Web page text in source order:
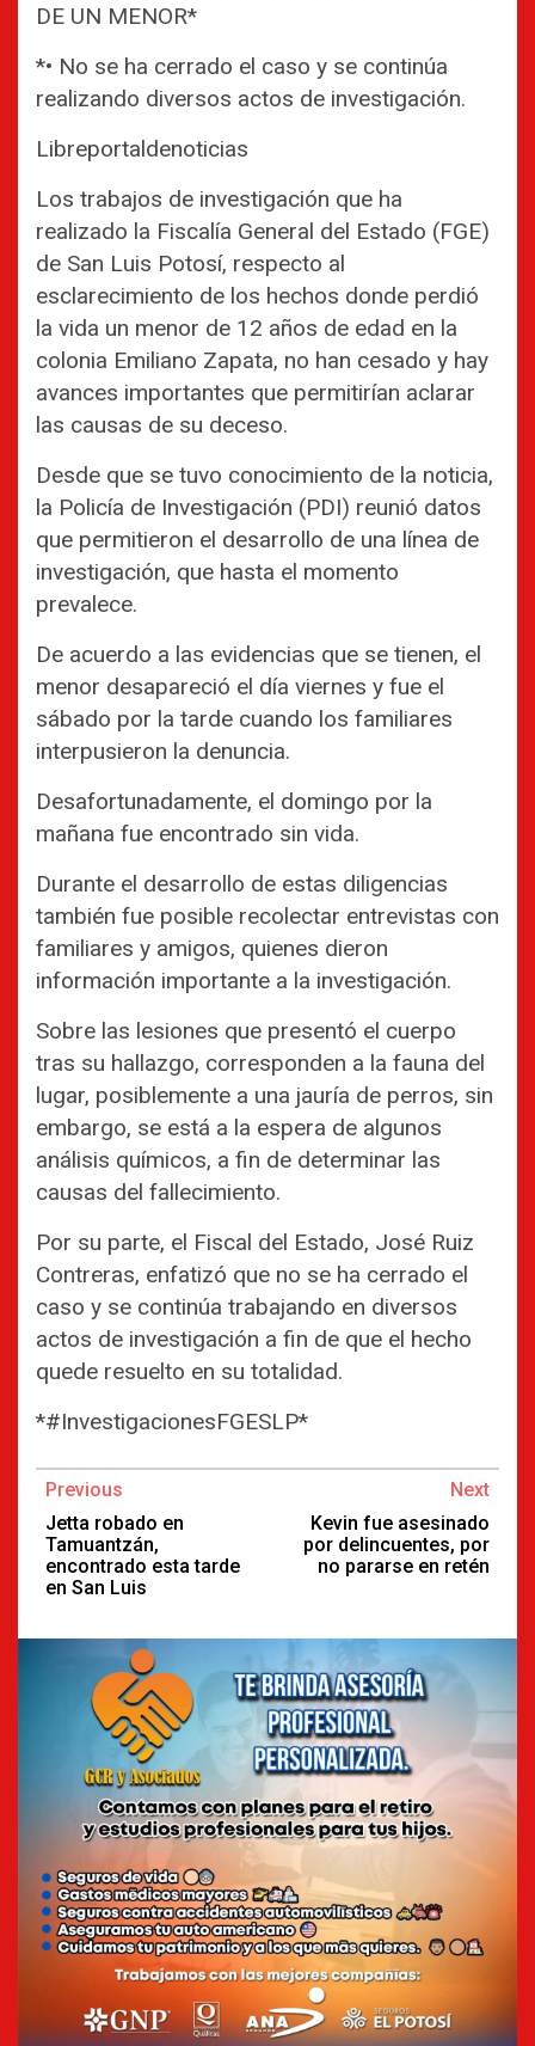
DE UN MENOR*
*• No se ha cerrado el caso y se continúa
realizando diversos actos de investigación.
Libreportaldenoticias
Los trabajos de investigación que ha
realizado la Fiscalía General del Estado (FGE)
de San Luis Potosí, respecto al
esclarecimiento de los hechos donde perdió
la vida un menor de 12 años de edad en la
colonia Emiliano Zapata, no han cesado y hay
avances importantes que permitirían aclarar
las causas de su deceso.
Desde que se tuvo conocimiento de la noticia,
la Policía de Investigación (PDI) reunió datos
que permitieron el desarrollo de una línea de
investigación, que hasta el momento
prevalece.
De acuerdo a las evidencias que se tienen, el
menor desapareció el día viernes y fue el
sábado por la tarde cuando los familiares
interpusieron la denuncia.
Desafortunadamente, el domingo por la
mañana fue encontrado sin vida.
Durante el desarrollo de estas diligencias
también fue posible recolectar entrevistas con
familiares y amigos, quienes dieron
información importante a la investigación.
Sobre las lesiones que presentó el cuerpo
tras su hallazgo, corresponden a la fauna del
lugar, posiblemente a una jauría de perros, sin
embargo, se está a la espera de algunos
análisis químicos, a fin de determinar las
causas del fallecimiento.
Por su parte, el Fiscal del Estado, José Ruiz
Contreras, enfatizó que no se ha cerrado el
caso y se continúa trabajando en diversos
actos de investigación a fin de que el hecho
quede resuelto en su totalidad.
*#InvestigacionesFGESLP*
Continue
Reading
Previous
Jetta robado en
Tamuantzán,
encontrado esta tarde
en San Luis
Next
Kevin fue asesinado
por delincuentes, por
no pararse en retén